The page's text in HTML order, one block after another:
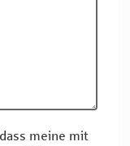
dass meine mit